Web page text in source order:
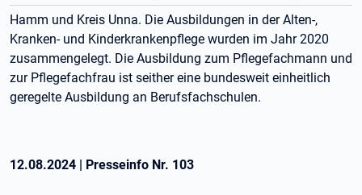
Hamm und Kreis Unna. Die Ausbildungen in der Alten-,
Kranken- und Kinderkrankenpflege wurden im Jahr 2020
zusammengelegt. Die Ausbildung zum Pflegefachmann und
zur Pflegefachfrau ist seither eine bundesweit einheitlich
geregelte Ausbildung an Berufsfachschulen.
12.08.2024 | Presseinfo Nr. 103